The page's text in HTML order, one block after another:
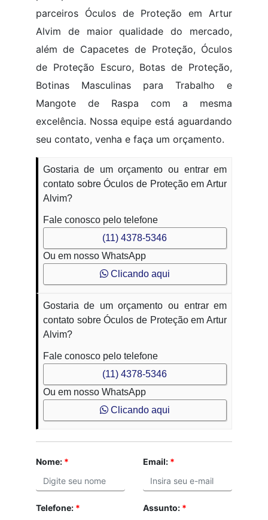
parceiros Óculos de Proteção em Artur
Alvim de maior qualidade do mercado,
além de Capacetes de Proteção, Óculos
de Proteção Escuro, Botas de Proteção,
Botinas Masculinas para Trabalho e
Mangote de Raspa com a mesma
excelência. Nossa equipe está aguardando
seu contato, venha e faça um orçamento.
Gostaria de um orçamento ou entrar em
contato sobre Óculos de Proteção em Artur
Alvim?
Fale conosco pelo telefone
(11) 4378-5346
Ou em nosso WhatsApp
Clicando aqui
Gostaria de um orçamento ou entrar em
contato sobre Óculos de Proteção em Artur
Alvim?
Fale conosco pelo telefone
(11) 4378-5346
Ou em nosso WhatsApp
Clicando aqui
Nome: * Email: *
Telefone: * Assunto: *